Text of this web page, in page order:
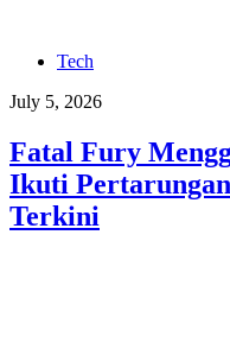
Tech
July 5, 2026
Fatal Fury
Ikuti
Terkini